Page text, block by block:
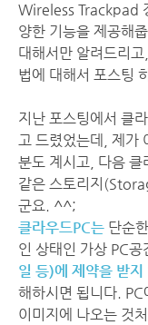
Wireless Trackpad
양한 기능을 제공해
대해서만 알려드리
법에 대해서 포스팅
지난 포스팅에서 클
고 드렸었는데, 제가
분도 계시고, 다음
같은 스토리지
군요. ^^;
클라우드PC는 단순
인 상태인 가상 PC공
일 등)에 제약을 받
해하시면 됩니다. PC
이미지에 나오는 것